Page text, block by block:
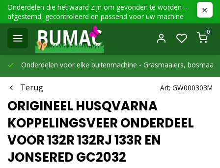
Onderdelen die het waard zijn om gevonden te worden –
afgestemd, gecontroleerd en passend voor uw machine
0
Onderdelen voor elke buitenmachine - Grasmaaiers,
Terug Art: GW000303M
ORIGINEEL HUSQVARNA
KOPPELINGSVEER ONDERDEEL
VOOR 132R 132RJ 133R EN
JONSERED GC2032